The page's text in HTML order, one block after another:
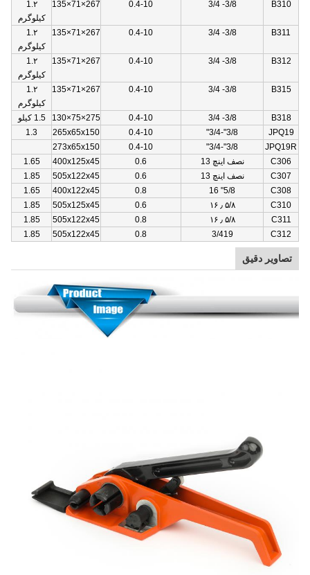
B310
3/8- 3/4
0.4-10
267×71×135
1.۲
کیلوگرم
B311
3/8- 3/4
0.4-10
267×71×135
1.۲
کیلوگرم
B312
3/8- 3/4
0.4-10
267×71×135
1.۲
کیلوگرم
B315
3/8- 3/4
0.4-10
267×71×135
1.۲
کیلوگرم
B318
3/8- 3/4
0.4-10
275×75×130
1.5 کیلو
JPQ19
3/8"-3/4"
0.4-10
265x65x150
1.3
JPQ19R
3/8"-3/4"
0.4-10
273x65x150
C306
نصف اینچ 13 0.6
400x125x45
1.65
C307
نصف اینچ 13 0.6
505x122x45
1.85
C308
5/8" 16
0.8
400x122x45
1.65
C310
۵/۸ ٫ ۱۶ 0.6
505x125x45
1.85
C311
۵/۸ ٫ ۱۶ 0.8
505x122x45
1.85
C312
3/419
0.8
505x122x45
1.85
تصاویر دقیق